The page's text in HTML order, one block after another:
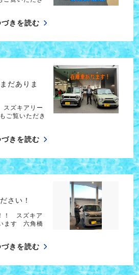
づきを読む
だありま
ズキアリー
ご覧いただき
づきを読む
さい！
！ スズキア
ます 六角橋
づきを読む